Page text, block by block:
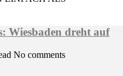
Wiesbaden dreht auf
No comments